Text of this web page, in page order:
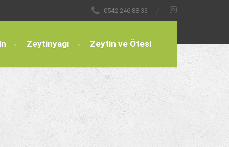
0542 246 88 33
Zeytinyağı Zeytin ve Ötesi